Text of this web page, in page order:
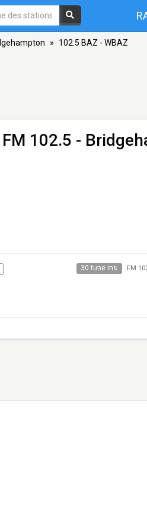
» 102.5 BAZ - WBAZ
102.5 -
30 tune ins FM